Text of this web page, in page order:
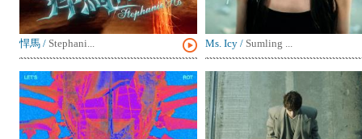
悍馬 / Stephani... Ms. Icy / Sumling ...